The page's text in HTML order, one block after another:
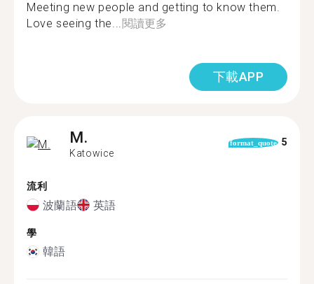
Meeting new people and getting to know them.
Love seeing the...閱讀更多
下載APP
M.
Katowice
format_quote 5
流利
波蘭語 英語
學
韓語